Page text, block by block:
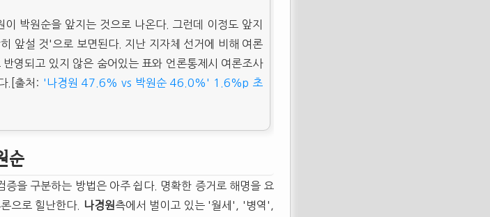
박원순을 앞지는 것으로 나온다. 그런데 이정도 앞지
앞설 것'으로 보면된다. 지난 지자체 선거에 비해 여론
영되고 있지 않은 숨어있는 표와 언론통제시 여론조사
.[출처: '나경원 47.6% vs 박원순 46.0%' 1.6%p 초
순
증을 구분하는 방법은 아주 쉽다. 명확한 증거로 해명을 요
으로 힐난한다.
나경원 측에서 벌이고 있는 '월세', '병역',